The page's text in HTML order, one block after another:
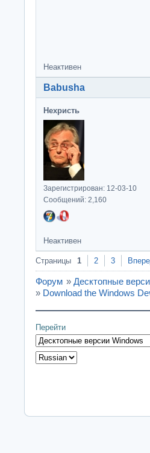
Неактивен
Babusha
Нехристь
Зарегистрирован: 12-03-10
Сообщений: 2,160
Неактивен
Страницы 1 2 3
Форум » Десктопные
» Download the Windows
Перейти